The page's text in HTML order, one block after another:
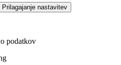
Prilagajanje nastavitev
podatkov